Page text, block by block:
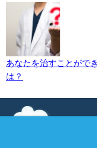
あなたを治すことがで
は？